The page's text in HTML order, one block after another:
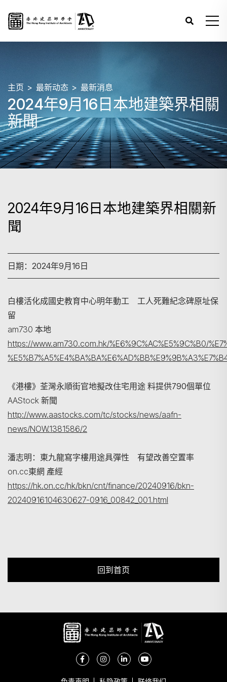
搜寻
主页 最新动态 最新消息
2024年9月16日本地建築界相關
新聞
2024年9月16日本地建築界相關新
聞
日期：2024年9月16日
白樓活化成國史教育中心明年動工 工人死難紀念碑原址保
留
am730 本地
https://www.am730.com.hk/%E6%9C%AC%E5%9C%B0/
《港樓》荃灣永順街官地擬改住宅用途 料提供790個單位
AAStock 新聞
http://www.aastocks.com/tc/stocks/news/aafn-
news/NOW.1381586/2
潘志明：東九龍寫字樓用途具彈性 有望改善空置率
on.cc東網 產經
https://hk.on.cc/hk/bkn/cnt/finance/20240916/bkn-
20240916104630627-0916_00842_001.html
回到首页